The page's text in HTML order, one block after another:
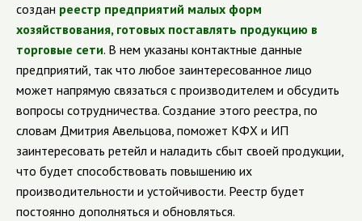
создан реестр предприятий малых форм
хозяйствования, готовых поставлять продукцию в
торговые сети. В нем указаны контактные данные
предприятий, так что любое заинтересованное лицо
может напрямую связаться с производителем и обсудить
вопросы сотрудничества. Создание этого реестра, по
словам Дмитрия Авельцова, поможет КФХ и ИП
заинтересовать ретейл и наладить сбыт своей продукции,
что будет способствовать повышению их
производительности и устойчивости. Реестр будет
постоянно дополняться и обновляться.